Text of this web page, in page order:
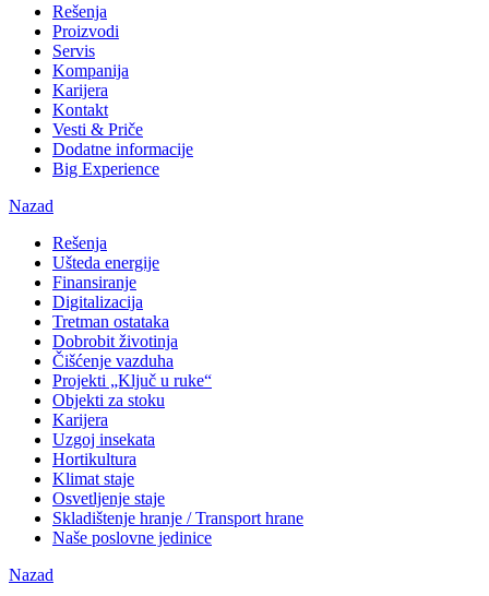
Rešenja
Proizvodi
Servis
Kompanija
Karijera
Kontakt
Vesti & Priče
Dodatne informacije
Big Experience
Nazad
Rešenja
Ušteda energije
Finansiranje
Digitalizacija
Tretman ostataka
Dobrobit životinja
Čišćenje vazduha
Projekti „Ključ u ruke“
Objekti za stoku
Karijera
Uzgoj insekata
Hortikultura
Klimat staje
Osvetljenje staje
Skladištenje hranje / Transport hrane
Naše poslovne jedinice
Nazad